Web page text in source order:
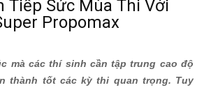
Tiếp Sức Mùa Thi Với
Propomax
mà các thí sinh cần tập trung cao độ
thành tốt các kỳ thi quan trọng. Tuy